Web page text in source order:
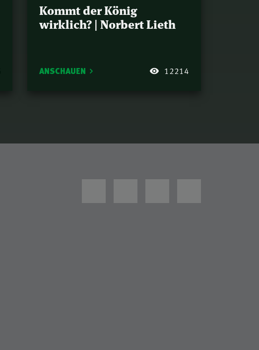
Kommt der König
wirklich? | Norbert Lieth
ANSCHAUEN 12214